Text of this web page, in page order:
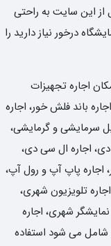
از این سایت به راحتی
درخور نیاز دارید را
اجاره تجهیزات
باند فلش خور، اجاره
سرمایشی و گرمایشی،
دی، اجاره ال سی دی،
اجاره پاپ آپ و رول آپ،
تلویزیون شهری،
نمایشگر شهری، اجاره
شامل می شود استفاده